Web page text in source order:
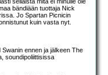
sellaista mitä ei minulle ole
bändiään tuottaja Nick
Jo Spartan Picnicin
kuin vasta nyt.
ennen ja jälkeen The
soundipoliittisissa